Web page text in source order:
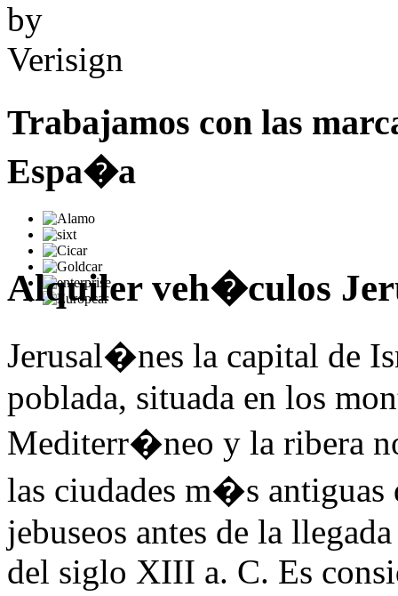
Trabajamos con las
Espa�a
Alquiler veh�culos
Jerusal�nes la capital de
poblada, situada en los
Mediterr�neo y la ribera
las ciudades m�s
jebuseos antes de la
del siglo XIII a. C. Es